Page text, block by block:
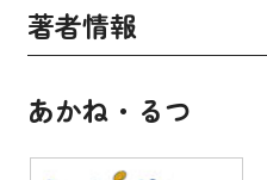
著者情報
あかね・るつ